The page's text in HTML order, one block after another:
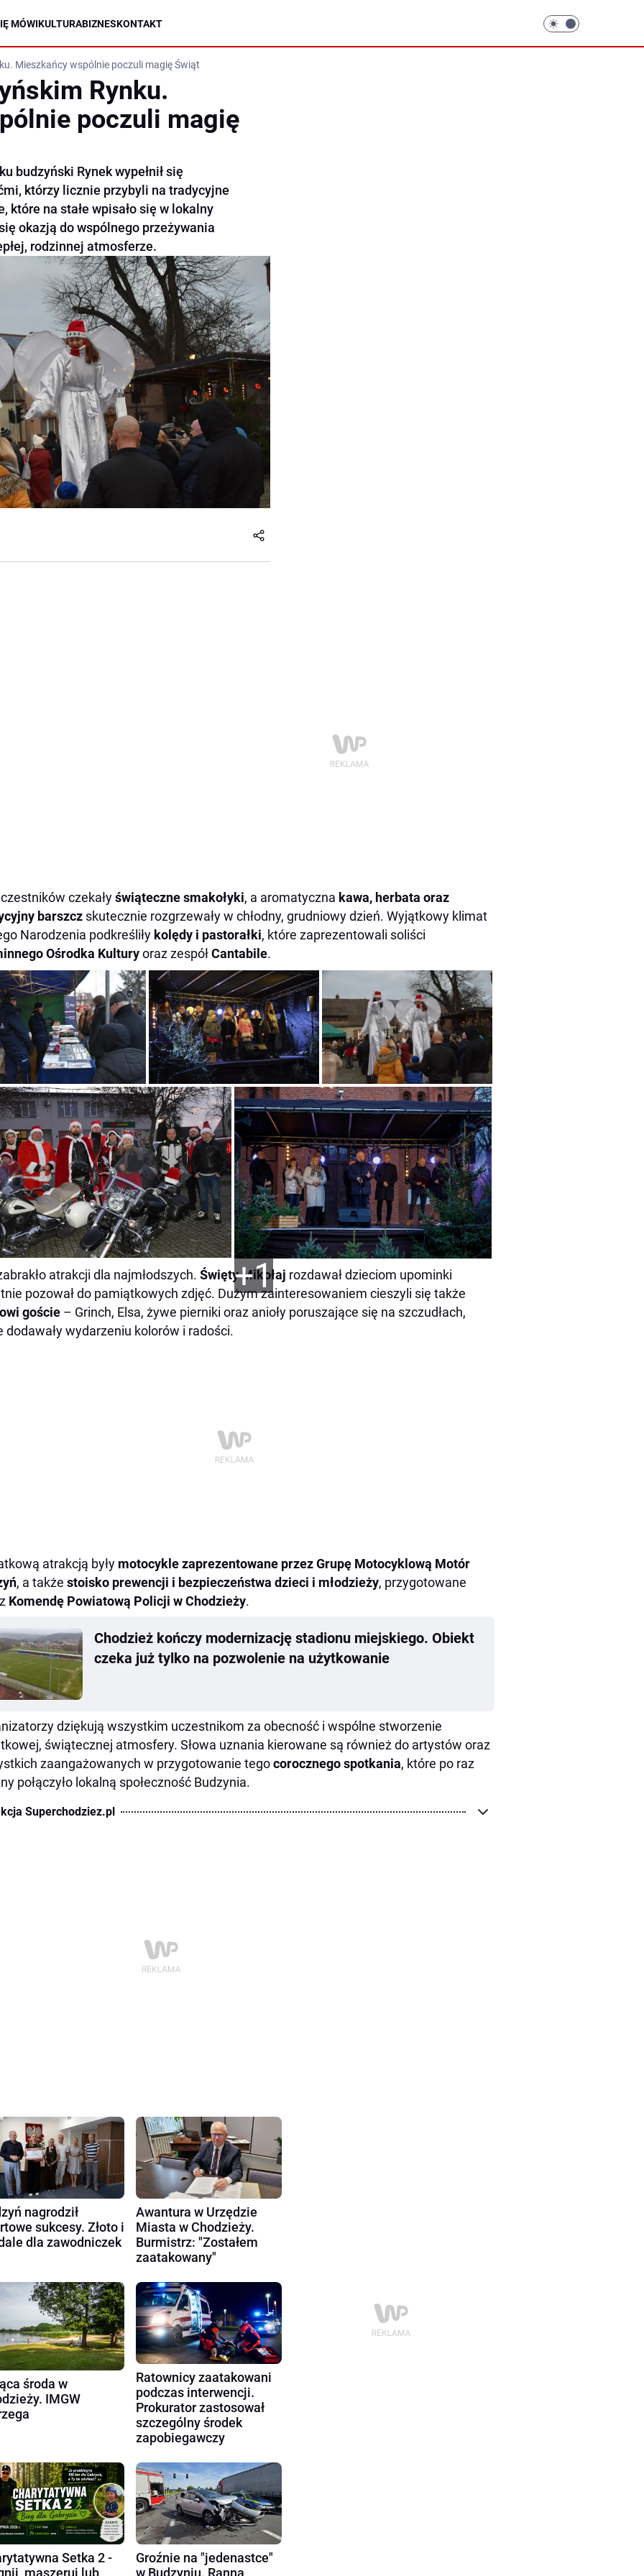
MÓWIKULTURABIZNESKONTAKT
Mieszkańcy wspólnie poczuli magię Świąt
Rynku.
poczuli magię
budzyński Rynek wypełnił się
którzy licznie przybyli na tradycyjne
na stałe wpisało się w lokalny
okazją do wspólnego przeżywania
rodzinnej atmosferze.
czekałyświąteczne smakołyki, a aromatyczna kawa, herbata oraz
barszcz skutecznie rozgrzewały w chłodny, grudniowy dzień. Wyjątkowy klimat
Narodzenia podkreśliły kolędy i pastorałki, które zaprezentowali soliści
Ośrodka Kulturyoraz zespółCantabile.
+1
atrakcji dla najmłodszych. Święty Mikołaj rozdawał dzieciom upominki
pozował do pamiątkowych zdjęć. Dużym zainteresowaniem cieszyli się także
goście – Grinch, Elsa, żywe pierniki oraz anioły poruszające się na szczudłach,
dodawały wydarzeniu kolorów i radości.
atrakcją były motocykle zaprezentowane przez Grupę Motocyklową Motór
, a także stoisko prewencji i bezpieczeństwa dzieci i młodzieży, przygotowane
Komendę Powiatową Policji w Chodzieży.
Chodzież kończy modernizację stadionu miejskiego. Obiekt
czeka już tylko na pozwolenie na użytkowanie
dziękują wszystkim uczestnikom za obecność i wspólne stworzenie
świątecznej atmosfery. Słowa uznania kierowane są również do artystów oraz
zaangażowanych w przygotowanie tegocorocznego spotkania, które po raz
połączyło lokalną społeczność Budzynia.
Superchodziez.pl
nagrodził
sukcesy. Złoto i
dla zawodniczek
Awantura w Urzędzie
Miasta w Chodzieży.
Burmistrz: "Zostałem
zaatakowany"
środa w
IMGW
Ratownicy zaatakowani
podczas interwencji.
Prokurator zastosował
szczególny środek
zapobiegawczy
Setka 2 -
maszeruj lub
Groźnie na "jedenastce"
w Budzyniu. Ranna